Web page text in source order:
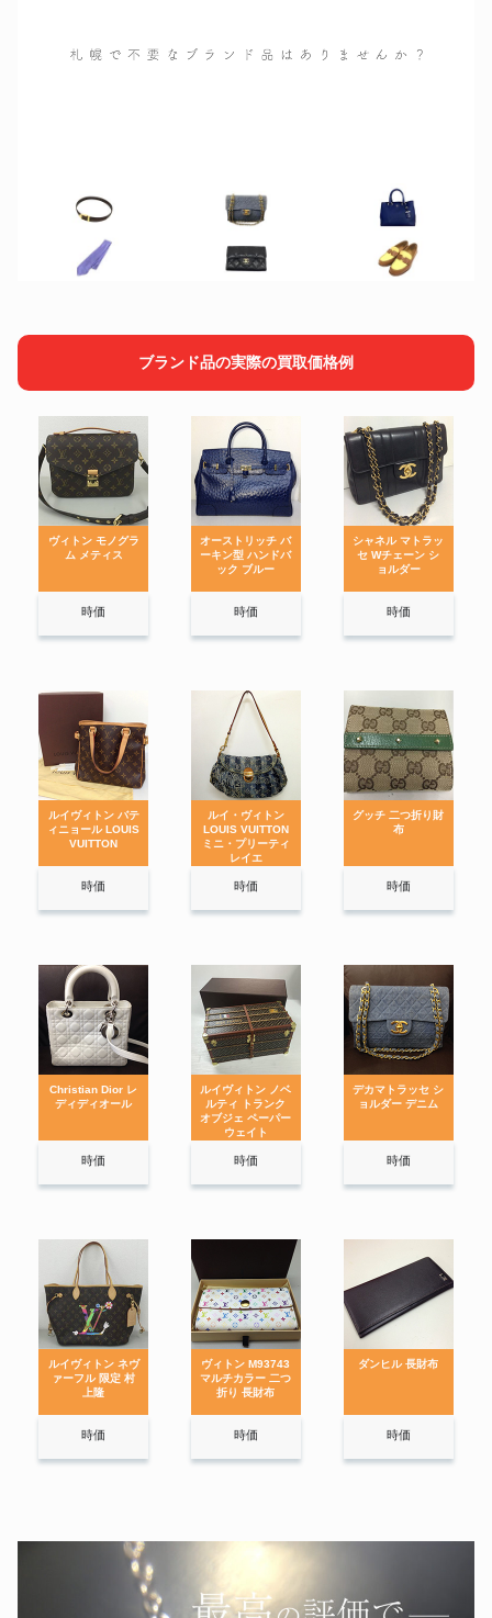
ブランド品の実際の買取価格例
ヴィトン モノグラ
ム メティス
時価
オーストリッチ バ
ーキン型 ハンドバ
ック ブルー
時価
シャネル マトラッ
セ Wチェーン シ
ョルダー
時価
ルイヴィトン バテ
ィニョール LOUIS
VUITTON
時価
ルイ・ヴィトン
LOUIS VUITTON
ミニ・プリーティ
レイエ
時価
グッチ 二つ折り財
布
時価
Christian Dior レ
ディディオール
時価
ルイヴィトン ノベ
ルティ トランク
オブジェ ペーパー
ウェイト
時価
デカマトラッセ シ
ョルダー デニム
時価
ルイヴィトン ネヴ
ァーフル 限定 村
上隆
時価
ヴィトン M93743
マルチカラー 二つ
折り 長財布
時価
ダンヒル 長財布
時価